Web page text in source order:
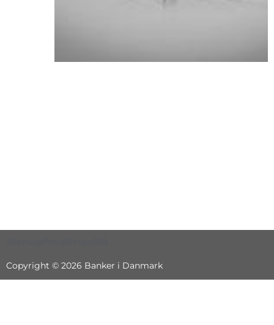
Copyright © 2026 Banker i Danmark